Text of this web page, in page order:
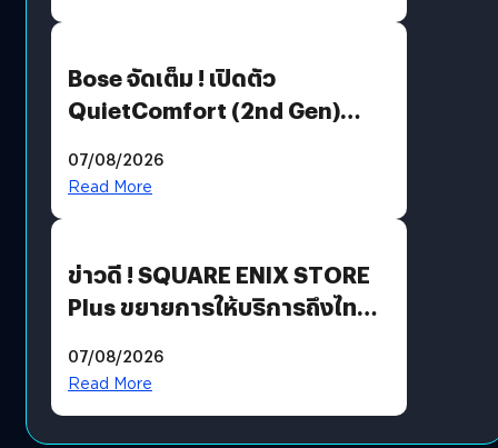
Bose จัดเต็ม ! เปิดตัว
QuietComfort (2nd Gen)
07/08/2026
Read More
ข่าวดี ! SQUARE ENIX STORE
Plus ขยายการให้บริการถึงไทย
โดยตรง
07/08/2026
Read More